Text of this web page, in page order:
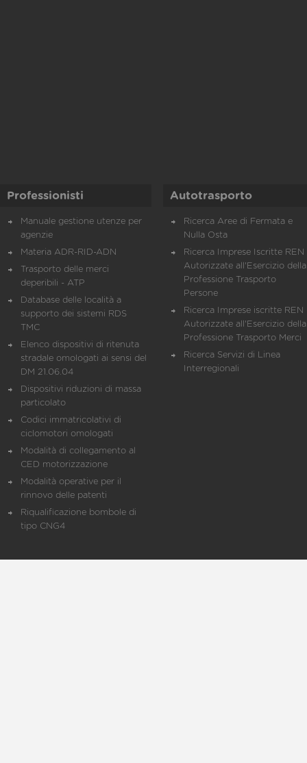
Professionisti
Manuale gestione utenze per
agenzie
Materia ADR-RID-ADN
Trasporto delle merci
deperibili - ATP
Database delle località a
supporto dei sistemi RDS
TMC
Elenco dispositivi di ritenuta
stradale omologati ai sensi del
DM 21.06.04
Dispositivi riduzioni di massa
particolato
Codici immatricolativi di
ciclomotori omologati
Modalità di collegamento al
CED motorizzazione
Modalità operative per il
rinnovo delle patenti
Riqualificazione bombole di
tipo CNG4
Autotrasporto
Ricerca Aree di Fermata e
Nulla Osta
Ricerca Imprese Iscritte REN
Autorizzate all'Esercizio della
Professione Trasporto
Persone
Ricerca Imprese iscritte REN
Autorizzate all'Esercizio della
Professione Trasporto Merci
Ricerca Servizi di Linea
Interregionali